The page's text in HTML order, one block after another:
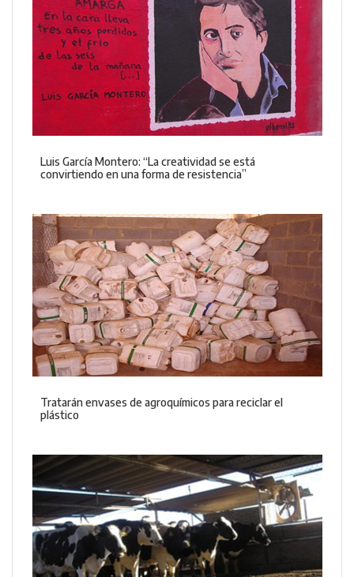
Luis García Montero: “La creatividad se está
convirtiendo en una forma de resistencia”
Tratarán envases de agroquímicos para reciclar el
plástico